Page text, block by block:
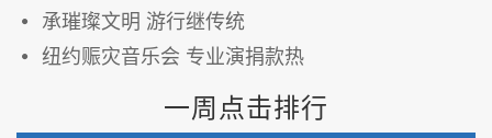
承璀璨文明 游行继传统
纽约赈灾音乐会 专业演捐款热
一周点击排行